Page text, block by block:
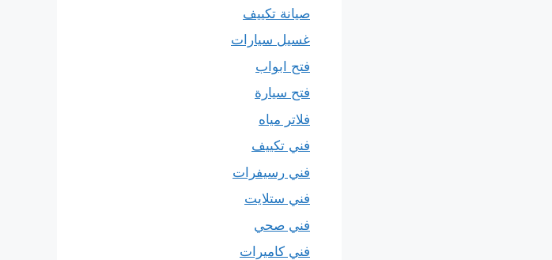
صيانة تكييف
غسيل سيارات
فتح ابواب
فتح سيارة
فلاتر مياه
فني تكييف
فني رسيفرات
فني ستلايت
فني صحي
فني كاميرات